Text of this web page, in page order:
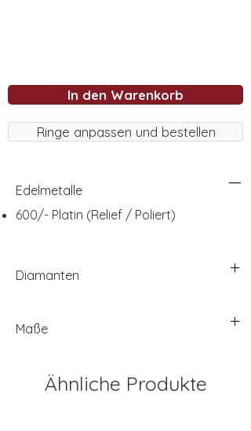
In den Warenkorb
Ringe anpassen und bestellen
Edelmetalle
600/- Platin (Relief / Poliert)
Diamanten
Maße
Ähnliche Produkte